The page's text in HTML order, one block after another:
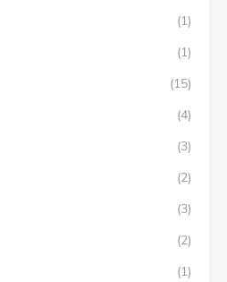
(1)
(1)
(15)
(4)
(3)
(2)
(3)
(2)
(1)